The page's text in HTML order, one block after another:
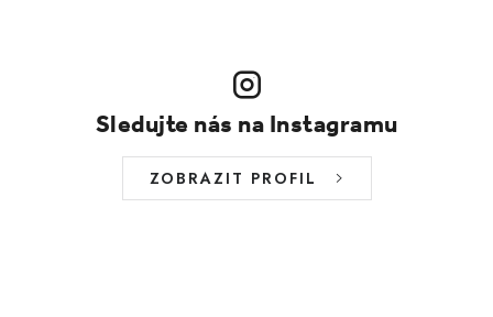
Sledujte nás na Instagramu
ZOBRAZIT PROFIL